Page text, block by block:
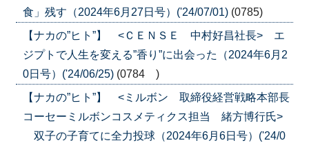
食」残す（2024年6月27日号）('24/07/01) (0785)
【ナカの”ヒト”】 <ＣＥＮＳＥ 中村好昌社長> エ
ジプトで人生を変える”香り”に出会った（2024年6月2
0日号）('24/06/25) (0784 )
【ナカの”ヒト”】 <ミルボン 取締役経営戦略本部長
コーセーミルボンコスメティクス担当 緒方博行氏>
双子の子育てに全力投球（2024年6月6日号）('24/0